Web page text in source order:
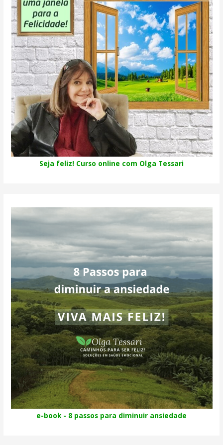
Seja feliz! Curso online com Olga Tessari
e-book - 8 passos para diminuir ansiedade